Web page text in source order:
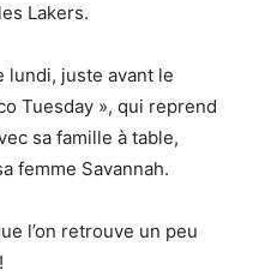
Lakers.
lundi, juste avant le
Tuesday », qui reprend
sa famille à table,
femme Savannah.
l’on retrouve un peu